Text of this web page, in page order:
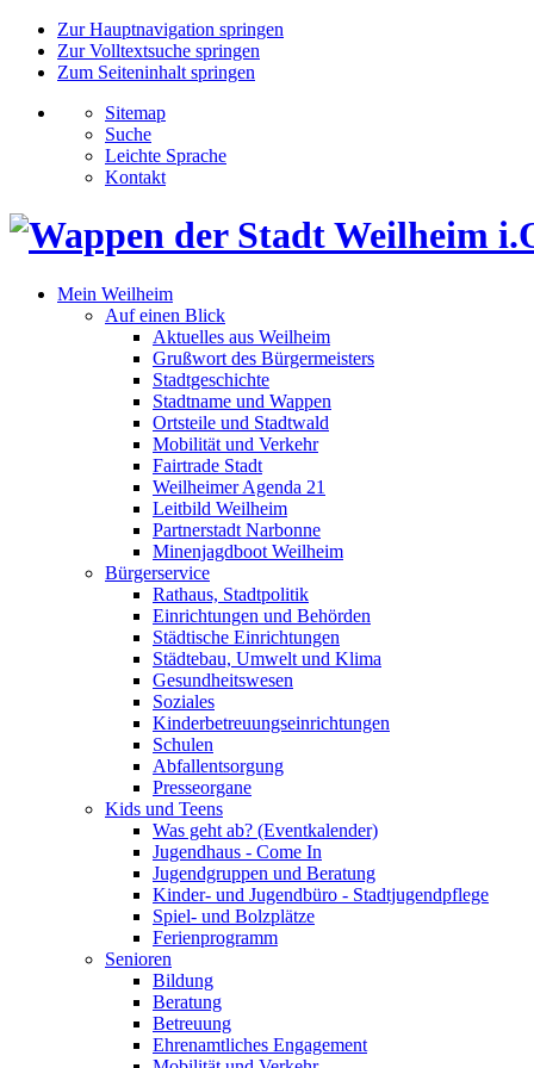
Zur Hauptnavigation springen
Zur Volltextsuche springen
Zum Seiteninhalt springen
Sitemap
Suche
Leichte Sprache
Kontakt
Mein Weilheim
Auf einen Blick
Aktuelles aus Weilheim
Grußwort des Bürgermeisters
Stadtgeschichte
Stadtname und Wappen
Ortsteile und Stadtwald
Mobilität und Verkehr
Fairtrade Stadt
Weilheimer Agenda 21
Leitbild Weilheim
Partnerstadt Narbonne
Minenjagdboot Weilheim
Bürgerservice
Rathaus, Stadtpolitik
Einrichtungen und Behörden
Städtische Einrichtungen
Städtebau, Umwelt und Klima
Gesundheitswesen
Soziales
Kinderbetreuungseinrichtungen
Schulen
Abfallentsorgung
Presseorgane
Kids und Teens
Was geht ab? (Eventkalender)
Jugendhaus - Come In
Jugendgruppen und Beratung
Kinder- und Jugendbüro - Stadtjugendpflege
Spiel- und Bolzplätze
Ferienprogramm
Senioren
Bildung
Beratung
Betreuung
Ehrenamtliches Engagement